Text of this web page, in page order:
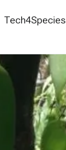
Tech4Species